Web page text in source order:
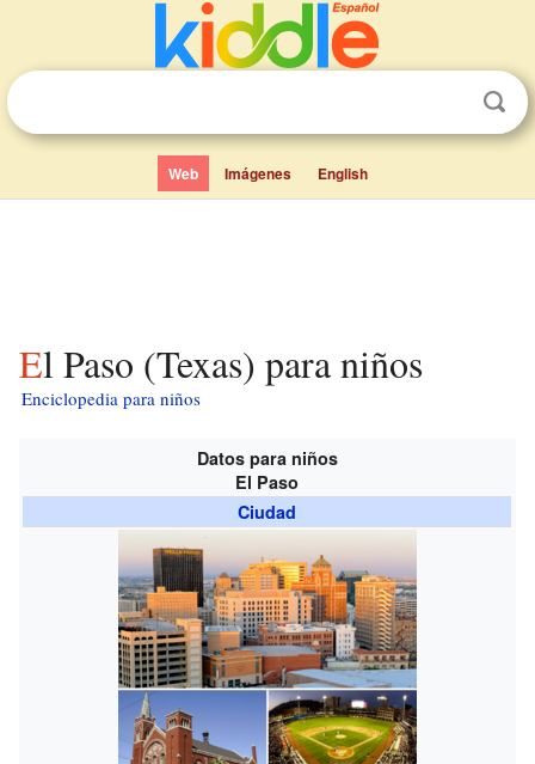
Web Imágenes English
El Paso (Texas) para niños
Enciclopedia para niños
Datos para niños
El Paso
Ciudad